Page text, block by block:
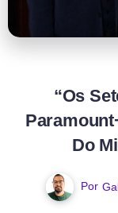
“Os
Do
Por